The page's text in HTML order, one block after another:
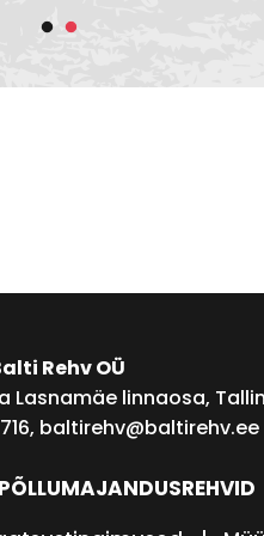
Rehv OÜ
linnaosa,
baltirehv@baltirehv.ee
PÕLLUMAJANDUSREHVID